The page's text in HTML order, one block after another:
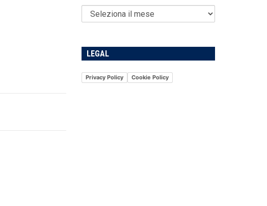
LEGAL
Privacy Policy Cookie Policy